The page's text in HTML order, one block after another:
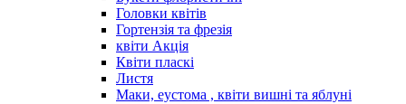
Головки квітів
Гортензія та фрезія
квіти Акція
Квіти пласкі
Листя
Маки, еустома , квіти вишні та яблуні